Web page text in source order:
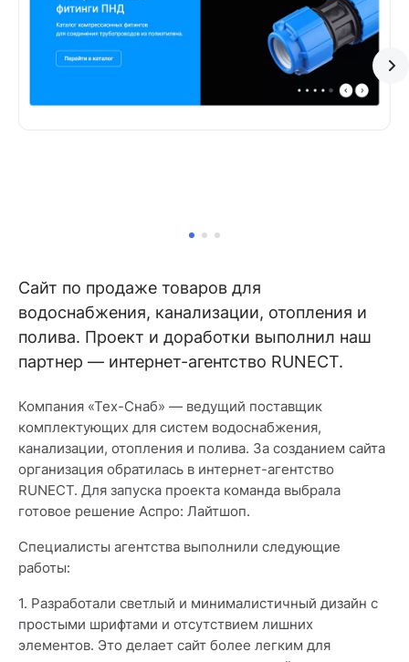
Сайт по продаже товаров для
водоснабжения, канализации, отопления и
полива. Проект и доработки выполнил наш
партнер — интернет-агентство RUNECT.
Компания «Тех-Снаб» — ведущий поставщик
комплектующих для систем водоснабжения,
канализации, отопления и полива. За созданием сайта
организация обратилась в интернет-агентство
RUNECT. Для запуска проекта команда выбрала
готовое решение Аспро: Лайтшоп.
Специалисты агентства выполнили следующие
работы:
1. Разработали светлый и минималистичный дизайн с
простыми шрифтами и отсутствием лишних
элементов. Это делает сайт более легким для